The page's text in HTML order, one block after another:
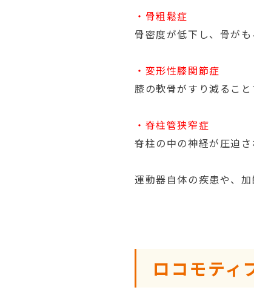
・骨粗鬆症
骨密度が低下し、骨が
・変形性膝関節症
膝の軟骨がすり減るこ
・脊柱管狭窄症
脊柱の中の神経が圧迫
運動器自体の疾患や、
ロコモティ